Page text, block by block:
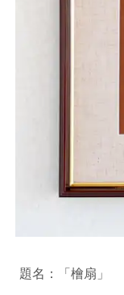
題名：「檜扇」